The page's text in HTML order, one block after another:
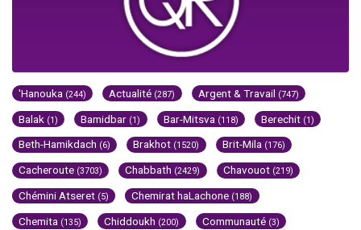
'Hanouka (244) Actualité (287) Argent & Travail (747)
Balak (1) Bamidbar (1) Bar-Mitsva (118) Berechit (1)
Beth-Hamikdach (6) Brakhot (1520) Brit-Mila (176)
Cacheroute (3703) Chabbath (2429) Chavouot (219)
Chémini Atseret (5) Chemirat haLachone (188)
Chemita (135) Chiddoukh (200) Communauté (3)